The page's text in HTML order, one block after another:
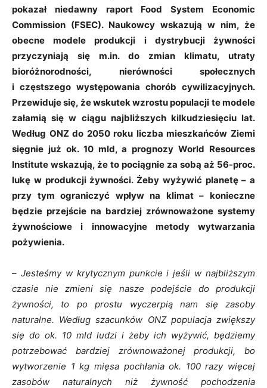
pokazał niedawny raport Food System Economic
Commission (FSEC). Naukowcy wskazują w nim, że
obecne modele produkcji i dystrybucji żywności
przyczyniają się m.in. do zmian klimatu, utraty
bioróżnorodności, nierówności społecznych
i częstszego występowania chorób cywilizacyjnych.
Przewiduje się, że wskutek wzrostu populacji te modele
załamią się w ciągu najbliższych kilkudziesięciu lat.
Według ONZ do 2050 roku liczba mieszkańców Ziemi
sięgnie już ok. 10 mld, a prognozy World Resources
Institute wskazują, że to pociągnie za sobą aż 56-proc.
lukę w produkcji żywności. Żeby wyżywić planetę – a
przy tym ograniczyć wpływ na klimat – konieczne
będzie przejście na bardziej zrównoważone systemy
żywnościowe i innowacyjne metody wytwarzania
pożywienia.
– Jesteśmy w krytycznym punkcie i jeśli w najbliższym
czasie nie zmieni się nasze podejście do produkcji
żywności, to po prostu wyczerpią nam się zasoby
naturalne. Według szacunków ONZ populacja zwiększy
się do ok. 10 mld ludzi i żeby ich wyżywić, będziemy
potrzebować bardziej zrównoważonej produkcji, bo
wytworzenie 1 kg mięsa pochłania ok. 100 razy więcej
zasobów naturalnych niż żywność pochodzenia